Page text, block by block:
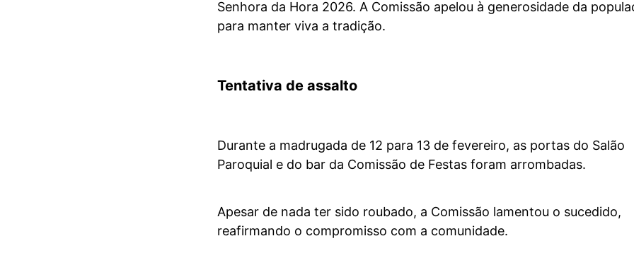
Senhora da Hora 2026. A Comissão apelou à generosidade da
para manter viva a tradição.
Tentativa de assalto
Durante a madrugada de 12 para 13 de fevereiro, as portas do Salão
Paroquial e do bar da Comissão de Festas foram arrombadas.
Apesar de nada ter sido roubado, a Comissão lamentou o sucedido,
reafirmando o compromisso com a comunidade.